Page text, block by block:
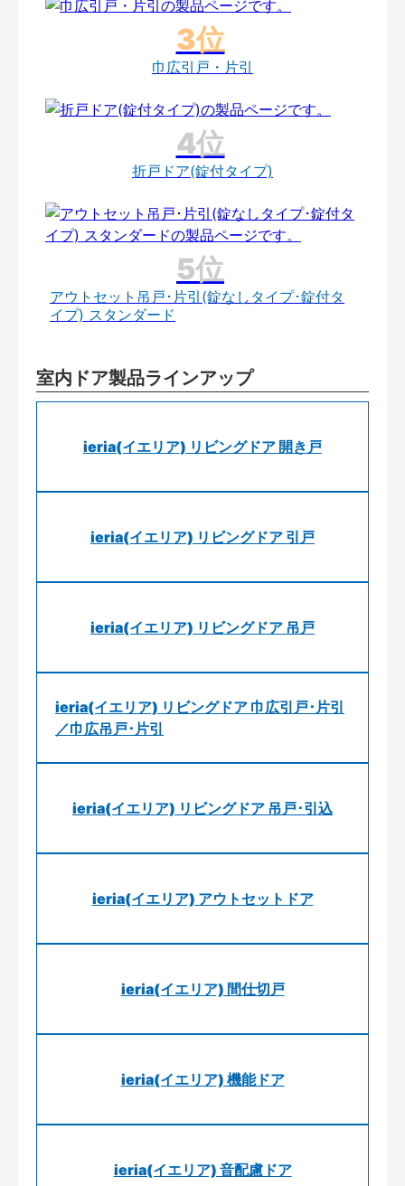
巾広引戸・片引
折戸ドア(錠付タイプ)
アウトセット吊戸･片引(錠なしタイプ･錠付タ
イプ) スタンダード
室内ドア製品ラインアップ
ieria(イエリア) リビングドア 開き戸
ieria(イエリア) リビングドア 引戸
ieria(イエリア) リビングドア 吊戸
ieria(イエリア) リビングドア 巾広引戸･片引
／巾広吊戸･片引
ieria(イエリア) リビングドア 吊戸･引込
ieria(イエリア) アウトセットドア
ieria(イエリア) 間仕切戸
ieria(イエリア) 機能ドア
ieria(イエリア) 音配慮ドア